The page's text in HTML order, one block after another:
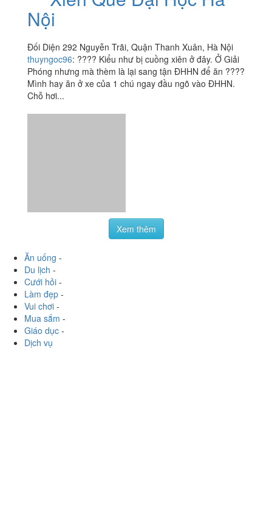
Nội
Đối Diện 292 Nguyễn Trãi, Quận Thanh Xuân, Hà Nội
thuyngoc96: ???? Kiểu như bị cuồng xiên ở đây. Ở Giải
Phóng nhưng mà thèm là lại sang tận ĐHHN để ăn ????
Mình hay ăn ở xe của 1 chú ngay đầu ngõ vào ĐHHN.
Chỗ hơi...
Xem thêm
Ăn uống -
Du lịch -
Cưới hỏi -
Làm đẹp -
Vui chơi -
Mua sắm -
Giáo dục -
Dịch vụ